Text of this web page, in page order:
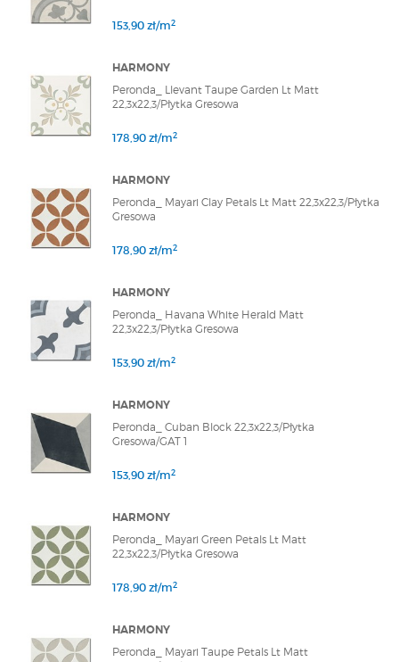
153,90 zł/m2
HARMONY
Peronda_ Llevant Taupe Garden Lt Matt
22,3x22,3/Płytka Gresowa
178,90 zł/m2
HARMONY
Peronda_ Mayari Clay Petals Lt Matt 22,3x22,3/Płytka
Gresowa
178,90 zł/m2
HARMONY
Peronda_ Havana White Herald Matt
22,3x22,3/Płytka Gresowa
153,90 zł/m2
HARMONY
Peronda_ Cuban Block 22,3x22,3/Płytka
Gresowa/GAT 1
153,90 zł/m2
HARMONY
Peronda_ Mayari Green Petals Lt Matt
22,3x22,3/Płytka Gresowa
178,90 zł/m2
HARMONY
Peronda_ Mayari Taupe Petals Lt Matt